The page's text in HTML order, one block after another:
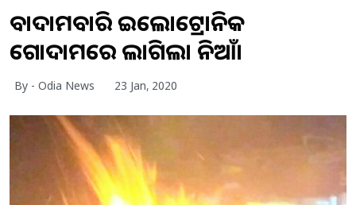
ବାଦାମବାଡିର ଇଲୋଟ୍ରୋନିକ
ଗୋଦାମରେ ଲାଗିଲା ନିଆଁ।
By - Odia News 23 Jan, 2020